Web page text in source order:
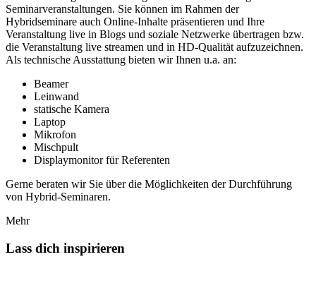
Seminarveranstaltungen. Sie können im Rahmen der
Hybridseminare auch Online-Inhalte präsentieren und Ihre
Veranstaltung live in Blogs und soziale Netzwerke übertragen bzw.
die Veranstaltung live streamen und in HD-Qualität aufzuzeichnen.
Als technische Ausstattung bieten wir Ihnen u.a. an:
Beamer
Leinwand
statische Kamera
Laptop
Mikrofon
Mischpult
Displaymonitor für Referenten
Gerne beraten wir Sie über die Möglichkeiten der Durchführung
von Hybrid-Seminaren.
Mehr
Lass dich inspirieren